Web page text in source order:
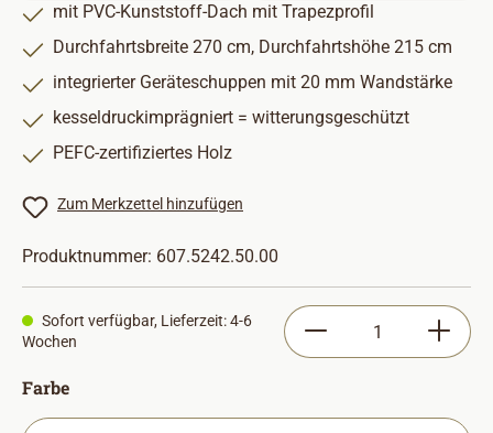
mit PVC-Kunststoff-Dach mit Trapezprofil
Durchfahrtsbreite 270 cm, Durchfahrtshöhe 215 cm
integrierter Geräteschuppen mit 20 mm Wandstärke
kesseldruckimprägniert = witterungsgeschützt
PEFC-zertifiziertes Holz
Zum Merkzettel hinzufügen
Produktnummer: 607.5242.50.00
Sofort verfügbar, Lieferzeit: 4-6
Wochen
Produkt Anzahl:
Farbeauswählen